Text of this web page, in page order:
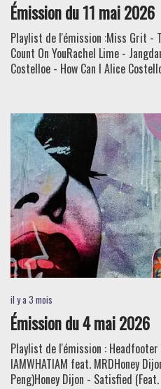
Émission du 11 mai 2026
Playlist de l'émission :Miss Grit -
Count On YouRachel Lime -
Costelloe - How Can I Alice
il y a 3 mois
Émission du 4 mai 2026
Playlist de l'émission :
IAMWHATIAM feat. MRDHoney
Peng)Honey Dijon - Satisfied (Feat.